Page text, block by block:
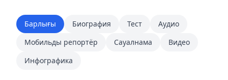
Барлығы Биография Тест
Аудио
Мобильды репортёр
Сауалнама
Видео
Инфографика